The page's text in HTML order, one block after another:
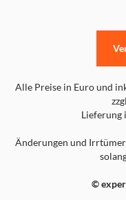
Alle Preise in Euro und
Lieferung
Änderungen und
©